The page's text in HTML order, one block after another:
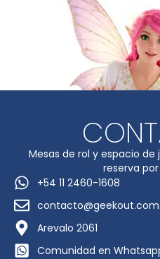
Mesas de rol y espacio
reserva
+54 11 2460-1608
Arevalo 2061
Comunidad en